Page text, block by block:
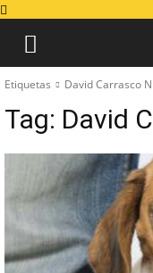
Etiquetas David Carrasco
Tag: David